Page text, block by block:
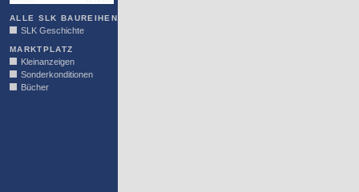
ALLE SLK BAUREIHEN
SLK Geschichte
MARKTPLATZ
Kleinanzeigen
Sonderkonditionen
Bücher